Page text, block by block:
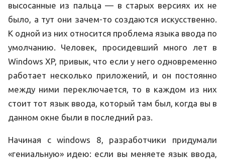
высосанные из пальца — в старых версиях их не
было, а тут они зачем-то создаются искусственно.
К одной из них относится проблема языка ввода по
умолчанию. Человек, просидевший много лет в
Windows XP, привык, что если у него одновременно
работает несколько приложений, и он постоянно
между ними переключается, то в каждом из них
стоит тот язык ввода, который там был, когда вы в
данном окне были в последний раз.
Начиная с windows 8, разработчики придумали
«гениальную» идею: если вы меняете язык ввода,